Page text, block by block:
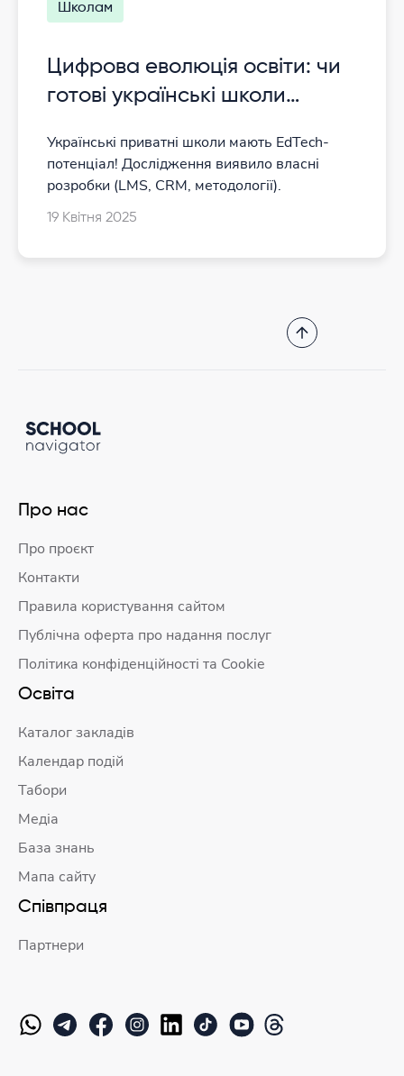
Школам
Цифрова еволюція освіти: чи
готові українські школи
Українські приватні школи мають EdTech-
потенціал! Дослідження виявило власні
розробки (LMS, CRM, методології).
19 Квітня 2025
Про нас
Про проєкт
Контакти
Правила користування сайтом
Публічна оферта про надання послуг
Політика конфіденційності та Cookie
Освіта
Каталог закладів
Календар подій
Табори
Медіа
База знань
Мапа сайту
Співпраця
Партнери